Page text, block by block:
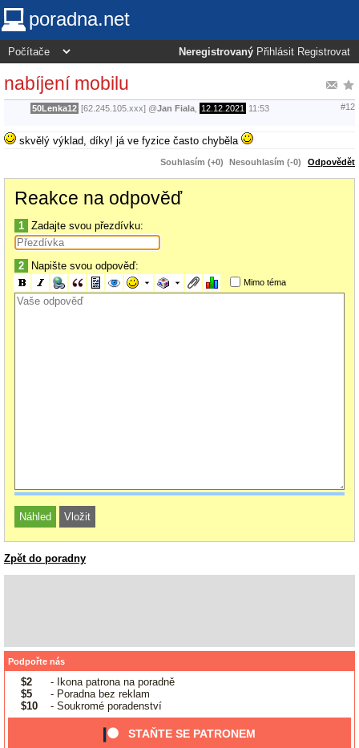
poradna.net
Neregistrovaný Přihlásit Registrovat
nabíjení mobilu
50Lenka12 [62.245.105.xxx] @Jan Fiala 12.12.2021 11:53 #12
skvělý výklad, díky! já ve fyzice často chyběla
Souhlasím (+0) Nesouhlasím (-0) Odpovědět
Reakce na odpověď
1 Zadajte svou přezdívku:
2 Napište svou odpověď:
Mimo téma
Zpět do poradny
Podpořte nás
$2
- Ikona patrona na poradně
$5
- Poradna bez reklam
$10
- Soukromé poradenství
STAŇTE SE PATRONEM